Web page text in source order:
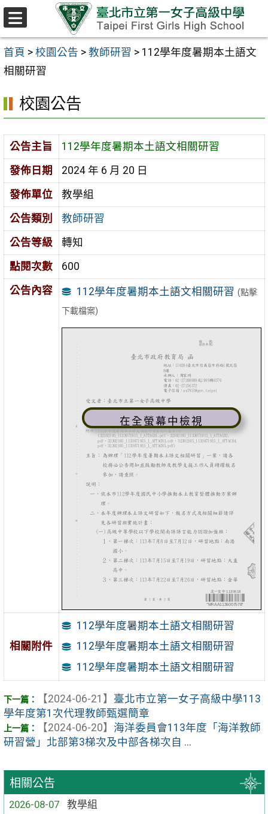
跳至主要內容區
首頁 > 校園公告 > 教師研習 > 112學年度暑期本土語文
相關研習
相關公告
2026-08-07
教學組
校園公告
公告主旨
112學年度暑期本土語文相關研習
發佈日期
2024 年 6 月 20 日
發佈單位
教學組
公告類別
教師研習
公告等級
轉知
點閱次數
600
公告內容
112學年度暑期本土語文相關研習 (點擊
下載檔案)
在全螢幕中檢視
相關附件
112學年度暑期本土語文相關研習
112學年度暑期本土語文相關研習
112學年度暑期本土語文相關研習
【2024-06-21】 臺北市立第一女子高級中學113
學年度第1次代理教師甄選簡章
【2024-06-20】 海洋委員會113年度「海洋教師
研習營」北部第3梯次及中部各梯次自 ...
選
單